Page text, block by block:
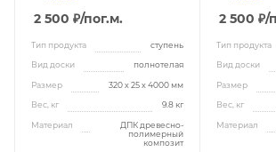
2 500 ₽/пог.м.
Тип продукта ступень
Вид доски полнотелая
Размер 320 х 25 х 4000 мм
Вес, кг 9.8 кг
Материал
ДПК древесно-
полимерный
композит
2 500 ₽/
Тип продукта
Вид доски
Размер
Вес, кг
Материал